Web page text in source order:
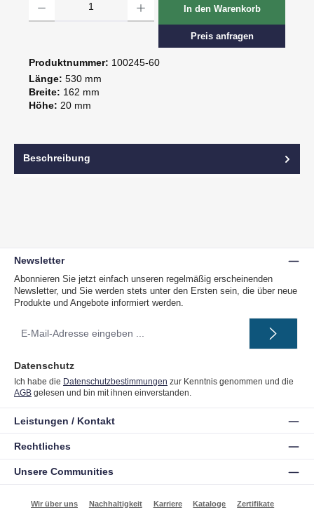
In den Warenkorb
Preis anfragen
Produktnummer: 100245-60
Länge: 530 mm
Breite: 162 mm
Höhe: 20 mm
Beschreibung
Newsletter
Abonnieren Sie jetzt einfach unseren regelmäßig erscheinenden
Newsletter, und Sie werden stets unter den Ersten sein, die über neue
Produkte und Angebote informiert werden.
Mail-
Datenschutz
Ich habe die Datenschutzbestimmungen zur Kenntnis genommen und die
AGB gelesen und bin mit ihnen einverstanden.
Unsere Communities
Leistungen / Kontakt
Rechtliches
Wir über uns Nachhaltigkeit Karriere Kataloge Zertifikate